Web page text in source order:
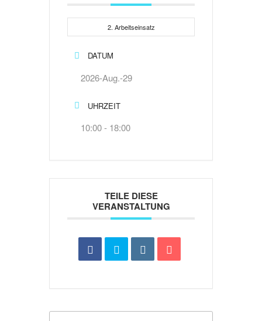
2. Arbeitseinsatz
DATUM
2026-Aug.-29
UHRZEIT
10:00 - 18:00
TEILE DIESE
VERANSTALTUNG